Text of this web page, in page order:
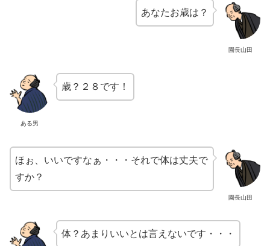
園長山田
あなたお歳は？
ある男
歳？２８です！
園長山田
ほぉ、いいですなぁ・・・それで体は丈夫で
すか？
体？あまりいいとは言えないです・・・